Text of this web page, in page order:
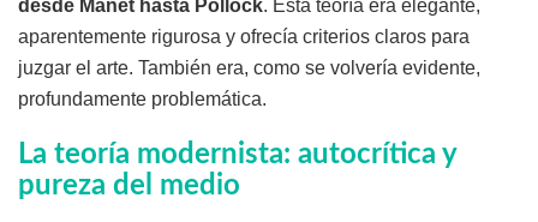
desde Manet hasta Pollock. Esta teoría era elegante,
aparentemente rigurosa y ofrecía criterios claros para
juzgar el arte. También era, como se volvería evidente,
profundamente problemática.
La teoría modernista: autocrítica y
pureza del medio